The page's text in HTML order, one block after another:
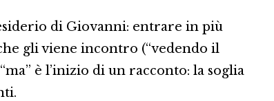
di Giovanni: entrare in più
gli viene incontro (“vedendo il
è l’inizio di un racconto: la soglia